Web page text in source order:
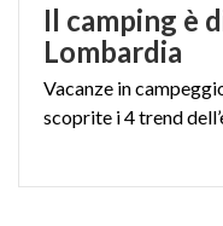
Il camping è
Lombardia
Vacanze in
scoprite i4trend